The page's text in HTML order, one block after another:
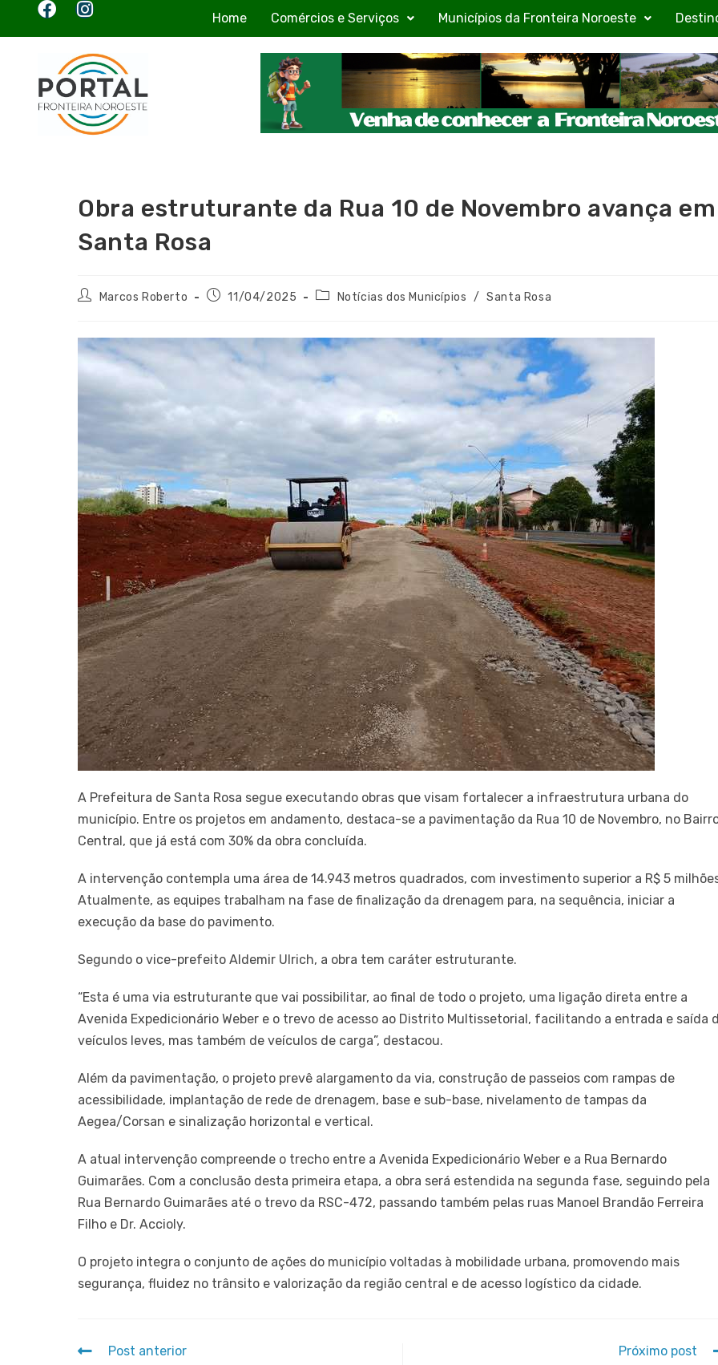
Home Comércios e Serviços Municípios da Fronteira Noroeste
Obra estruturante da Rua 10 de Novembro avança em
Santa Rosa
Marcos Roberto 11/04/2025 Notícias dos Municípios / Santa Rosa
A Prefeitura de Santa Rosa segue executando obras que visam fortalecer a infraestrutura urbana do
município. Entre os projetos em andamento, destaca-se a pavimentação da Rua 10 de Novembro, no
Central, que já está com 30% da obra concluída.
A intervenção contempla uma área de 14.943 metros quadrados, com investimento superior a R$ 5
Atualmente, as equipes trabalham na fase de finalização da drenagem para, na sequência, iniciar a
execução da base do pavimento.
Segundo o vice-prefeito Aldemir Ulrich, a obra tem caráter estruturante.
“Esta é uma via estruturante que vai possibilitar, ao final de todo o projeto, uma ligação direta entre a
Avenida Expedicionário Weber e o trevo de acesso ao Distrito Multissetorial, facilitando a entrada e saída
veículos leves, mas também de veículos de carga”, destacou.
Além da pavimentação, o projeto prevê alargamento da via, construção de passeios com rampas de
acessibilidade, implantação de rede de drenagem, base e sub-base, nivelamento de tampas da
Aegea/Corsan e sinalização horizontal e vertical.
A atual intervenção compreende o trecho entre a Avenida Expedicionário Weber e a Rua Bernardo
Guimarães. Com a conclusão desta primeira etapa, a obra será estendida na segunda fase, seguindo pela
Rua Bernardo Guimarães até o trevo da RSC-472, passando também pelas ruas Manoel Brandão Ferreira
Filho e Dr. Accioly.
O projeto integra o conjunto de ações do município voltadas à mobilidade urbana, promovendo mais
segurança, fluidez no trânsito e valorização da região central e de acesso logístico da cidade.
Post anterior
Próximo post